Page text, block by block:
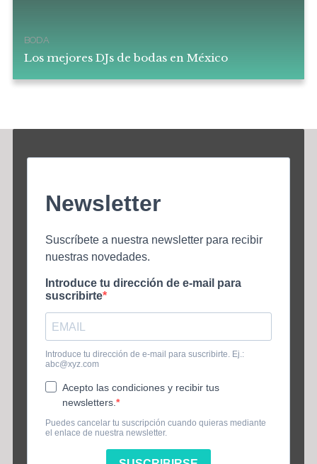
BODA
Los mejores DJs de bodas en México